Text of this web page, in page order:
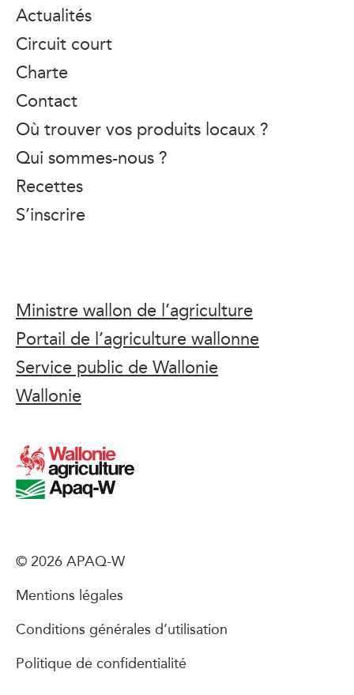
Actualités
Circuit court
Charte
Contact
Où trouver vos produits locaux ?
Qui sommes-nous ?
Recettes
S’inscrire
Ministre wallon de l’agriculture
Portail de l’agriculture wallonne
Service public de Wallonie
Wallonie
© 2026 APAQ-W
Mentions légales
Conditions générales d’utilisation
Politique de confidentialité